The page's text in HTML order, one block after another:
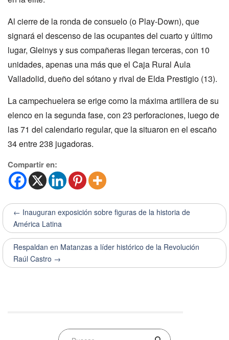
Al cierre de la ronda de consuelo (o Play-Down), que
signará el descenso de las ocupantes del cuarto y último
lugar, Gleinys y sus compañeras llegan terceras, con 10
unidades, apenas una más que el Caja Rural Aula
Valladolid, dueño del sótano y rival de Elda Prestigio (13).
La campechuelera se erige como la máxima artillera de su
elenco en la segunda fase, con 23 perforaciones, luego de
las 71 del calendario regular, que la situaron en el escaño
34 entre 238 jugadoras.
Compartir en:
← Inauguran exposición sobre figuras de la historia de
América Latina
Respaldan en Matanzas a líder histórico de la Revolución
Raúl Castro →